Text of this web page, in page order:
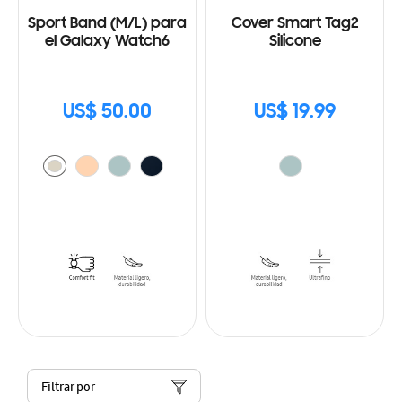
Sport Band (M/L) para
el Galaxy Watch6
US$ 50.00
Cover Smart Tag2
Silicone
US$ 19.99
Filtrar por